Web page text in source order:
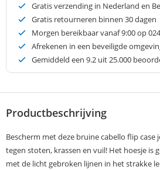
Gratis verzending in Nederland en
Gratis retourneren binnen 30 dagen
Morgen bereikbaar vanaf 9:00 op
Afrekenen in een beveiligde
Gemiddeld een 9.2 uit 25.000
Productbeschrijving
Bescherm met deze bruine cabello flip case
tegen stoten, krassen en vuil! Het hoesje is
met de licht gebroken lijnen in het strakke